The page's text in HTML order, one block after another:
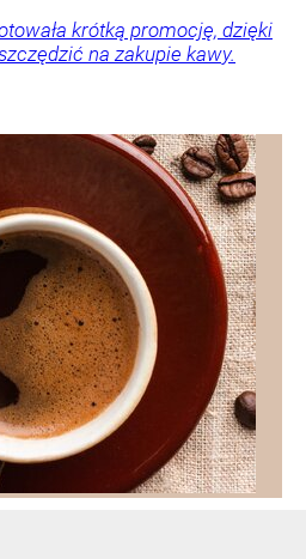
krótką promocję, dzięki
na zakupie kawy.